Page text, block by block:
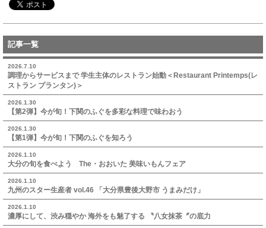
記事一覧
2026.7.10
調理からサービスまで 学生主体のレストラン始動＜Restaurant Printemps(レ
ストラン プランタン)＞
2026.1.30
【第2弾】今が旬！下関のふぐを多彩な料理で味わおう
2026.1.30
【第1弾】今が旬！下関のふぐを知ろう
2026.1.10
大分の旬を食べよう The・おおいた 美味いもんフェア
2026.1.10
九州のスター生産者 vol.46 「大分県豊後大野市 うまみだけ」
2026.1.10
濃厚にして、渋み穏やか 海外をも魅了する 〝八女抹茶〞の底力